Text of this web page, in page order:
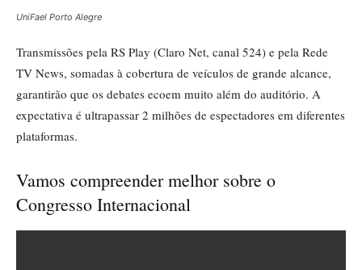
UniFael Porto Alegre
Transmissões pela RS Play (Claro Net, canal 524) e pela Rede
TV News, somadas à cobertura de veículos de grande alcance,
garantirão que os debates ecoem muito além do auditório. A
expectativa é ultrapassar 2 milhões de espectadores em diferentes
plataformas.
Vamos compreender melhor sobre o
Congresso Internacional